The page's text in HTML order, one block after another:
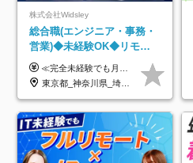
株式会社Widsley
総合職(エンジニア・事務・
営業)◆未経験OK◆リモー
トあり◆残業月3h◆服装髪
型自由
≪完全未経験でも月給40万円以上も可能です！≫ -------------- 【1】ITエンジニア 月給26万円～50万円＋プロジェクト手当＋資格手当 【2】IT事務、営業事務 月給26万円～50万円＋プロジェクト手当＋資格手当 ≪【1】【2】共通≫ ★上記給与には固定残業代20時間分(月3万719円～)を含みます。残業が超過した場合は、追加支給します(残業は月平均3時間とほぼ発生しません。残業がなくても、固定残業代は支給されます) ★試用期間6ヵ月あり（期間中は月給23万1000円～。固定残業代20時間分3万719円～を含む／超過分は別途支給） -------------- 【3】SES営業、SaaS営業 月給30万円以上＋インセンティブ＋各種手当 ★上記給与には固定残業代45時間分(月7万6967円～)を含みます。残業が超過した場合は、追加支給します(残業は月平均3時間とほぼ発生しません。残業がなくても、固定残業代は支給されます) ★試用期間6ヵ月あり(期間中も給与や福利厚生は同じです)
東京都_神奈川県_埼玉県_千葉県_大阪府_愛知県_北海道_青森県_岩手県_宮城県_秋田県_山形県_福島県_茨城県_栃木県_群馬県_新潟県_山梨県_長野県_富山県_石川県_福井県_静岡県_岐阜県_三重県_兵庫県_京都府_滋賀県_奈良県_和歌山県_広島県_岡山県_鳥取県_島根県_山口県_徳島県_香川県_愛媛県_高知県_福岡県_熊本県_佐賀県_長崎県_大分県_宮崎県_鹿児島県_沖縄県